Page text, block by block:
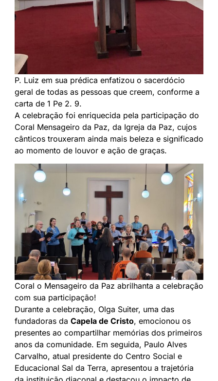
P. Luiz em sua prédica enfatizou o sacerdócio
geral de todas as pessoas que creem, conforme a
carta de 1 Pe 2. 9.
A celebração foi enriquecida pela participação do
Coral Mensageiro da Paz, da Igreja da Paz, cujos
cânticos trouxeram ainda mais beleza e significado
ao momento de louvor e ação de graças.
Coral o Mensageiro da Paz abrilhanta a celebração
com sua participação!
Durante a celebração, Olga Suiter, uma das
fundadoras da Capela de Cristo, emocionou os
presentes ao compartilhar memórias dos primeiros
anos da comunidade. Em seguida, Paulo Alves
Carvalho, atual presidente do Centro Social e
Educacional Sal da Terra, apresentou a trajetória